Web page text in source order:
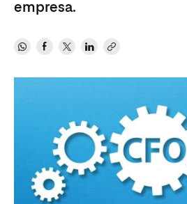
empresa.